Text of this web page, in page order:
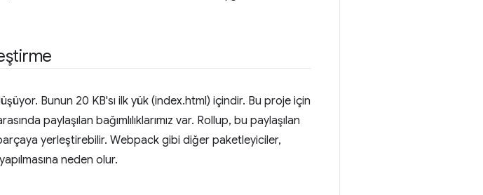
Bunun 20 KB'sı ilk yük (index.html) içindir. Bu proje için
paylaşılan bağımlılıklarımız var. Rollup, bu paylaşılan
parçaya yerleştirebilir. Webpack gibi diğer paketleyiciler,
neden olur.